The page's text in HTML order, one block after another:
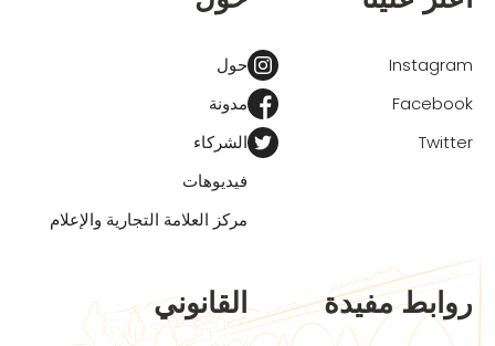
Instagram
Facebook
Twitter
حول
مدونة
الشركاء
فيديوهات
مركز العلامة التجارية والإعلام
روابط مفيدة القانوني